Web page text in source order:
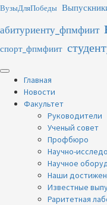
Перейти
содержимому
ВузыДляПобеды
абитуриенту_фпмфиит
спорт_фпмфиит
Основное
меню
Главная
Новости
Факультет
Руководители
Ученый совет
Профбюро
Научно-
Научное
Наши
Известные
Раритетная